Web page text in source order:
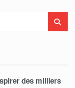
des milliers